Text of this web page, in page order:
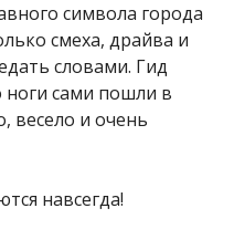
символа города
смеха, драйва и
словами. Гид
ноги сами пошли в
весело и очень
навсегда!